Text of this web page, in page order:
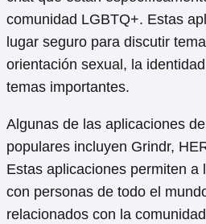
comunidad LGBTQ+. Estas
lugar seguro para discutir
orientación sexual, la
temas importantes.
Algunas de las aplicaciones
populares incluyen Grindr,
Estas aplicaciones permiten a
con personas de todo el
relacionados con la